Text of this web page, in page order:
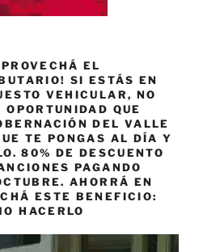
EL
SI ESTÁS EN
VEHICULAR, NO
QUE
DEL VALLE
TE PONGAS AL DÍA Y
80% DE DESCUENTO
PAGANDO
AHORRÁ EN
ESTE BENEFICIO:
HACERLO